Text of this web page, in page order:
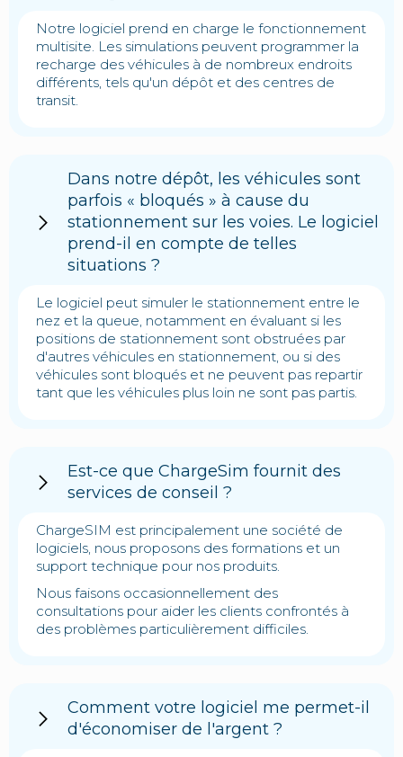
Notre logiciel prend en charge le fonctionnement
multisite. Les simulations peuvent programmer la
recharge des véhicules à de nombreux endroits
différents, tels qu'un dépôt et des centres de
transit.
Dans notre dépôt, les véhicules sont
parfois « bloqués » à cause du
stationnement sur les voies. Le logiciel
prend-il en compte de telles
situations ?
Le logiciel peut simuler le stationnement entre le
nez et la queue, notamment en évaluant si les
positions de stationnement sont obstruées par
d'autres véhicules en stationnement, ou si des
véhicules sont bloqués et ne peuvent pas repartir
tant que les véhicules plus loin ne sont pas partis.
Est-ce que ChargeSim fournit des
services de conseil ?
ChargeSIM est principalement une société de
logiciels, nous proposons des formations et un
support technique pour nos produits.
Nous faisons occasionnellement des
consultations pour aider les clients confrontés à
des problèmes particulièrement difficiles.
Comment votre logiciel me permet-il
d'économiser de l'argent ?